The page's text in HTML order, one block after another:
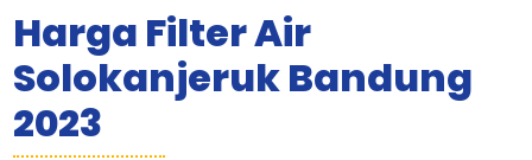
Harga Filter Air
Solokanjeruk Bandung
2023